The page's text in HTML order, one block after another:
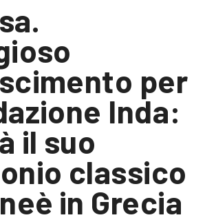
per
Inda:
il suo
classico
in Grecia